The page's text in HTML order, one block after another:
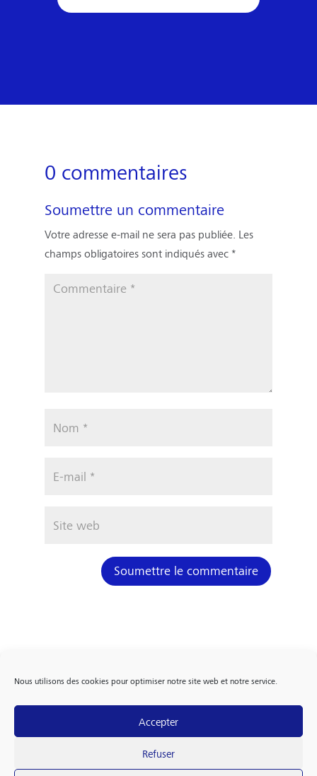
Nous utilisons des cookies pour optimiser notre site web et notre service.
Accepter
Refuser
0 commentaires
Soumettre un commentaire
Votre adresse e-mail ne sera pas publiée. Les
champs obligatoires sont indiqués avec *
Soumettre le commentaire
FOLLOW US